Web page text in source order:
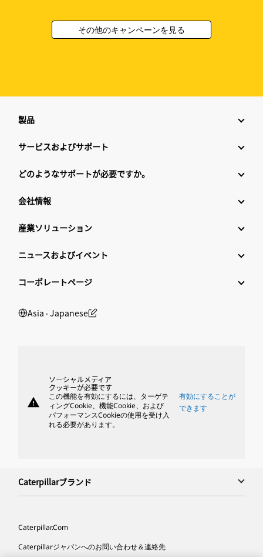
その他のキャンペーンを見る
製品
サービスおよびサポート
どのようなサポートが必要ですか。
会社情報
産業ソリューション
ニュースおよびイベント
コーポレートページ
Asia ‧ Japanese
warning
ソーシャルメディア
クッキーが必要です
この機能を有効にするには、ターゲテ
ィングCookie、機能Cookie、および
パフォーマンスCookieの使用を受け入
れる必要があります。
有効にすることが
できます
Caterpillarブランド
Caterpillar.com
Caterpillarジャパンへのお問い合わせ＆連絡先